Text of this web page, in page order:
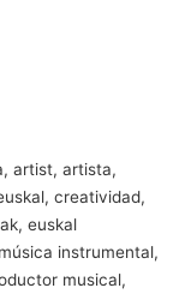
, artist, artista,
, creatividad,
, euskal
música instrumental,
musical,